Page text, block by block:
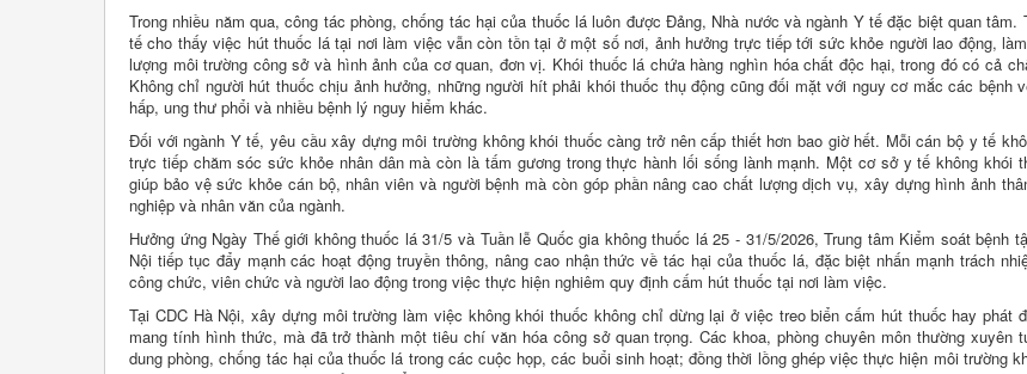
Trong nhiều năm qua, công tác phòng, chống tác hại của thuốc lá luôn được Đảng, Nhà nước và ngành Y tế đặc biệt quan tâm.
tế cho thấy việc hút thuốc lá tại nơi làm việc vẫn còn tồn tại ở một số nơi, ảnh hưởng trực tiếp tới sức khỏe người lao động,
lượng môi trường công sở và hình ảnh của cơ quan, đơn vị. Khói thuốc lá chứa hàng nghìn hóa chất độc hại, trong đó có cả
Không chỉ người hút thuốc chịu ảnh hưởng, những người hít phải khói thuốc thụ động cũng đối mặt với nguy cơ mắc các bệnh
hấp, ung thư phổi và nhiều bệnh lý nguy hiểm khác.
Đối với ngành Y tế, yêu cầu xây dựng môi trường không khói thuốc càng trở nên cấp thiết hơn bao giờ hết. Mỗi cán bộ y tế
trực tiếp chăm sóc sức khỏe nhân dân mà còn là tấm gương trong thực hành lối sống lành mạnh. Một cơ sở y tế không khói
giúp bảo vệ sức khỏe cán bộ, nhân viên và người bệnh mà còn góp phần nâng cao chất lượng dịch vụ, xây dựng hình ảnh
nghiệp và nhân văn của ngành.
Hưởng ứng Ngày Thế giới không thuốc lá 31/5 và Tuần lễ Quốc gia không thuốc lá 25 - 31/5/2026, Trung tâm Kiểm soát bệnh
Nội tiếp tục đẩy mạnh các hoạt động truyền thông, nâng cao nhận thức về tác hại của thuốc lá, đặc biệt nhấn mạnh trách
công chức, viên chức và người lao động trong việc thực hiện nghiêm quy định cấm hút thuốc tại nơi làm việc.
Tại CDC Hà Nội, xây dựng môi trường làm việc không khói thuốc không chỉ dừng lại ở việc treo biển cấm hút thuốc hay phát
mang tính hình thức, mà đã trở thành một tiêu chí văn hóa công sở quan trọng. Các khoa, phòng chuyên môn thường xuyên
dung phòng, chống tác hại của thuốc lá trong các cuộc họp, các buổi sinh hoạt; đồng thời lồng ghép việc thực hiện môi trường